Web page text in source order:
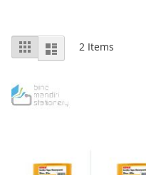
i
w
a
G
r L
i
t
2 Items